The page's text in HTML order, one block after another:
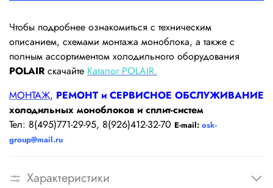
Чтобы подробнее ознакомиться с техническим
описанием, схемами монтажа моноблока, а также с
полным ассортиментом холодильного оборудования
POLAIR скачайте Каталог POLAIR.
МОНТАЖ, РЕМОНТ и СЕРВИСНОЕ ОБСЛУЖИВАНИЕ
холодильных моноблоков и сплит-систем
Тел: 8(495)771-29-95, 8(926)412-32-70 E-mail: osk-
group@mail.ru
Характеристики